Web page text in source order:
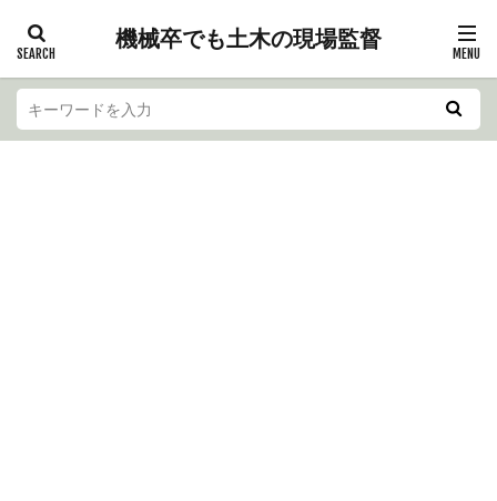
機械卒でも土木の現場監督